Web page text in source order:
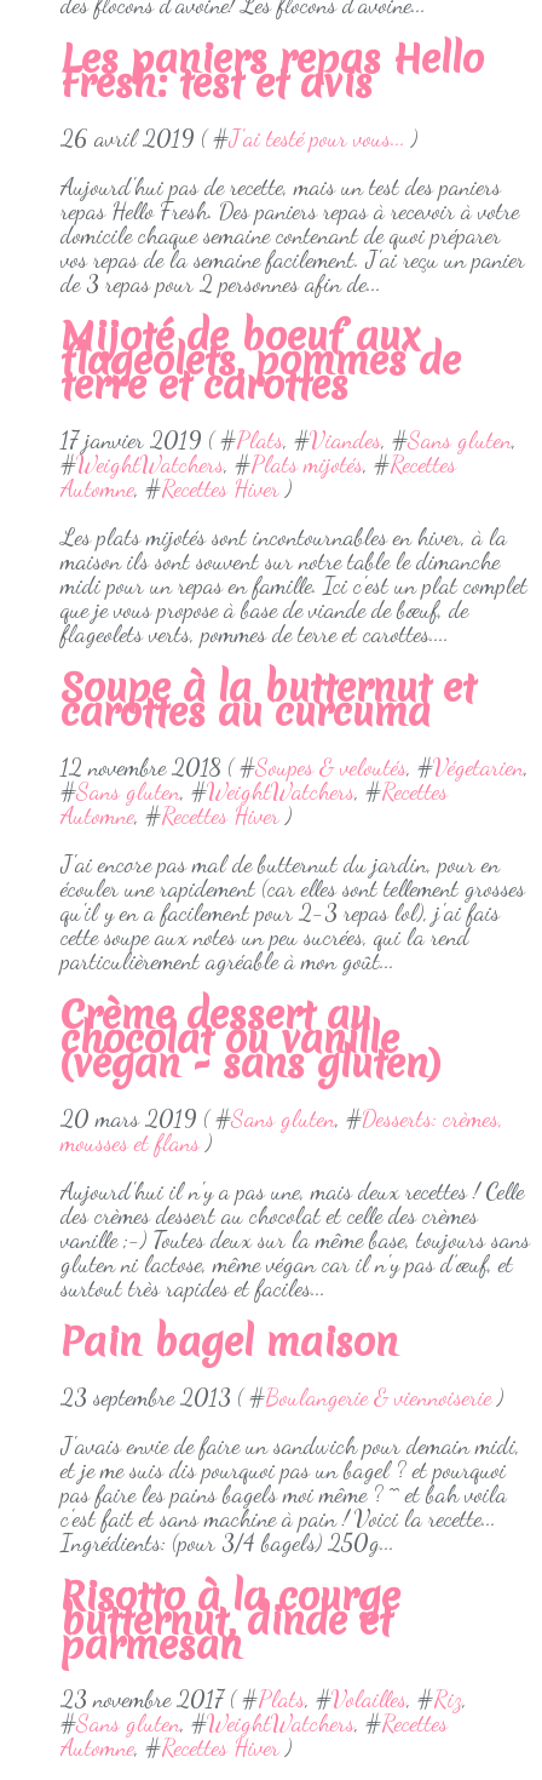
Les paniers repas Hello
Fresh: test et avis
26 avril 2019 ( #J'ai testé pour vous... )
Aujourd'hui pas de recette, mais un test des paniers
repas Hello Fresh. Des paniers repas à recevoir à votre
domicile chaque semaine contenant de quoi préparer
vos repas de la semaine facilement. J'ai reçu un panier
de 3 repas pour 2 personnes afin de...
Mijoté de boeuf aux
flageolets, pommes de
terre et carottes
17 janvier 2019 ( #Plats, #Viandes, #Sans gluten,
#WeightWatchers, #Plats mijotés, #Recettes
Automne, #Recettes Hiver )
Les plats mijotés sont incontournables en hiver, à la
maison ils sont souvent sur notre table le dimanche
midi pour un repas en famille. Ici c'est un plat complet
que je vous propose à base de viande de bœuf, de
flageolets verts, pommes de terre et carottes....
Soupe à la butternut et
carottes au curcuma
12 novembre 2018 ( #Soupes & veloutés, #Végetarien,
#Sans gluten, #WeightWatchers, #Recettes
Automne, #Recettes Hiver )
J'ai encore pas mal de butternut du jardin, pour en
écouler une rapidement (car elles sont tellement grosses
qu'il y en a facilement pour 2-3 repas lol), j'ai fais
cette soupe aux notes un peu sucrées, qui la rend
particulièrement agréable à mon goût...
Crème dessert au
chocolat ou vanille
(végan - sans gluten)
20 mars 2019 ( #Sans gluten, #Desserts: crèmes,
mousses et flans)
Aujourd'hui il n'y a pas une, mais deux recettes ! Celle
des crèmes dessert au chocolat et celle des crèmes
vanille ;-) Toutes deux sur la même base, toujours sans
gluten ni lactose, même végan car il n'y pas d’œuf, et
surtout très rapides et faciles...
Pain bagel maison
23 septembre 2013 ( #Boulangerie & viennoiserie)
J'avais envie de faire un sandwich pour demain midi,
et je me suis dis pourquoi pas un bagel ? et pourquoi
pas faire les pains bagels moi même ? ^^ et bah voila
c'est fait et sans machine à pain ! Voici la recette...
Ingrédients: (pour 3/4 bagels) 250g...
Risotto à la courge
butternut, dinde et
parmesan
23 novembre 2017 ( #Plats, #Volailles, #Riz,
#Sans gluten, #WeightWatchers, #Recettes
Automne, #Recettes Hiver )